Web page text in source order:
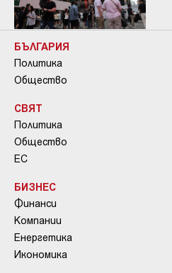
БЪЛГАРИЯ
Политика
Общество
СВЯТ
Политика
Общество
ЕС
БИЗНЕС
Финанси
Компании
Енергетика
Икономика